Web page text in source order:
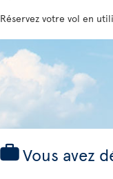
Réservez votre vol en
Vous avez